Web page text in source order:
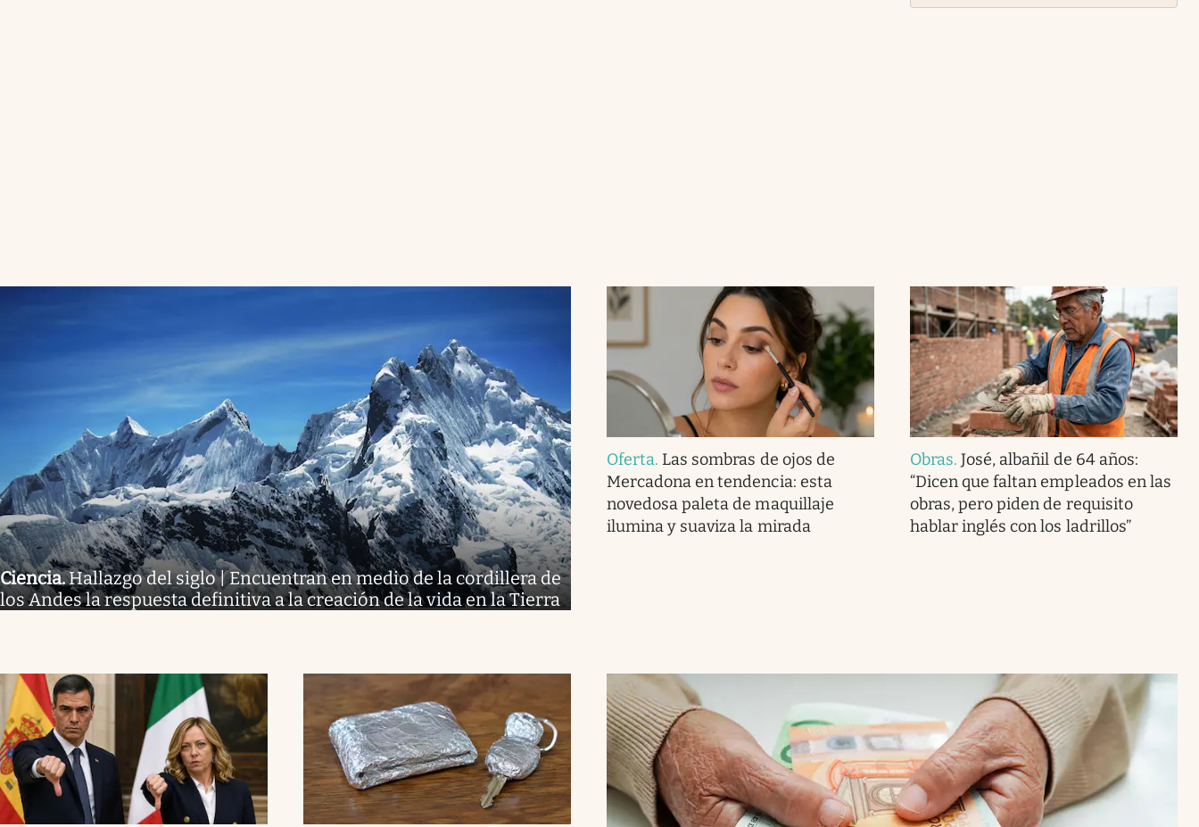
Ciencia.Hallazgo del siglo | Encuentran en medio de la cordillera de
los Andes la respuesta definitiva a la creación de la vida en la Tierra
Oferta. Las sombras de ojos de
Mercadona en tendencia: esta
novedosa paleta de maquillaje
ilumina y suaviza la mirada
Obras.José, albañil de 64 años:
“Dicen que faltan empleados en las
obras, pero piden de requisito
hablar inglés con los ladrillos”